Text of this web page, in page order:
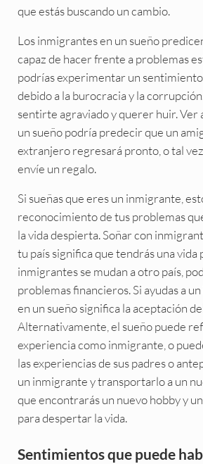
que estás buscando un cambio.
Los inmigrantes en un sueño
capaz de hacer frente a problemas
podrías experimentar un
debido a la burocracia y la
sentirte agraviado y querer huir. Ver
un sueño podría predecir que un
extranjero regresará pronto, o tal
envíe un regalo.
Si sueñas que eres un inmigrante,
reconocimiento de tus problemas
la vida despierta. Soñar con
tu país significa que tendrás una vida
inmigrantes se mudan a otro país,
problemas financieros. Si ayudas a
en un sueño significa la aceptación
Alternativamente, el sueño puede
experiencia como inmigrante, o
las experiencias de sus padres o
un inmigrante y transportarlo a un
que encontrarás un nuevo hobby y
para despertar la vida.
Sentimientos que puede